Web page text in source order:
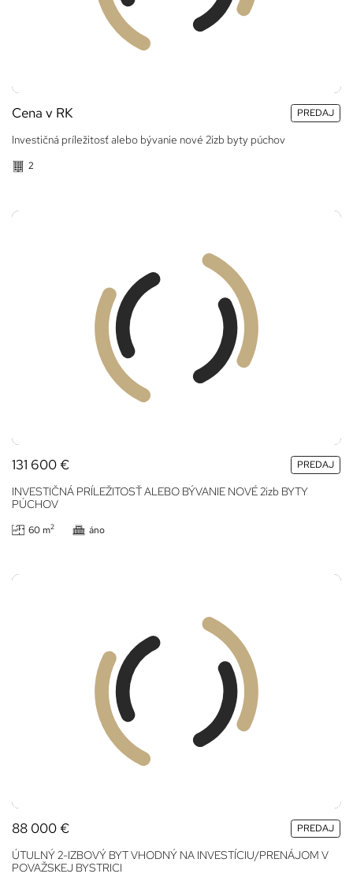
Cena v RK PREDAJ
Investičná príležitosť alebo bývanie nové 2izb byty púchov
2
131 600€ PREDAJ
INVESTIČNÁ PRÍLEŽITOSŤ ALEBO BÝVANIE NOVÉ 2izb BYTY
PÚCHOV
60 m2 áno
88 000€ PREDAJ
ÚTULNÝ 2-IZBOVÝ BYT VHODNÝ NA INVESTÍCIU/PRENÁJOM V
POVAŽSKEJ BYSTRICI